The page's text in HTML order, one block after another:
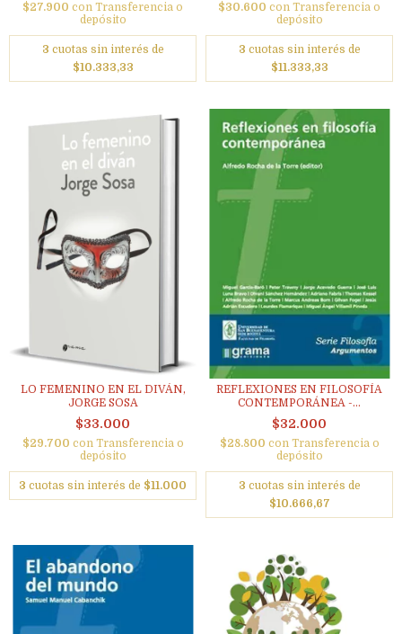
$27.900 con Transferencia o
depósito
3 cuotas sin interés de
$10.333,33
$30.600 con Transferencia o
depósito
3 cuotas sin interés de
$11.333,33
LO FEMENINO EN EL DIVÁN,
JORGE SOSA
$33.000
$29.700 con Transferencia o
depósito
3 cuotas sin interés de $11.000
REFLEXIONES EN FILOSOFÍA
CONTEMPORÁNEA -...
$32.000
$28.800 con Transferencia o
depósito
3 cuotas sin interés de
$10.666,67